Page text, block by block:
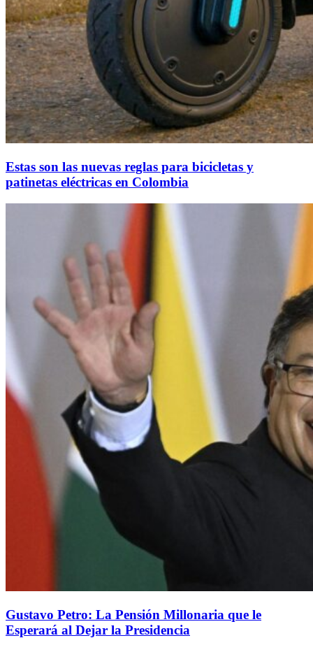
Estas son las nuevas reglas para bicicletas y
patinetas eléctricas en Colombia
Gustavo Petro: La Pensión Millonaria que le
Esperará al Dejar la Presidencia